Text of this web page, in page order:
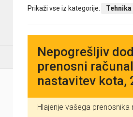
Prikaži vse iz kategorije: Tehnika
Nepogrešljiv
prenosni
nastavitev kota,
Hlajenje vašega